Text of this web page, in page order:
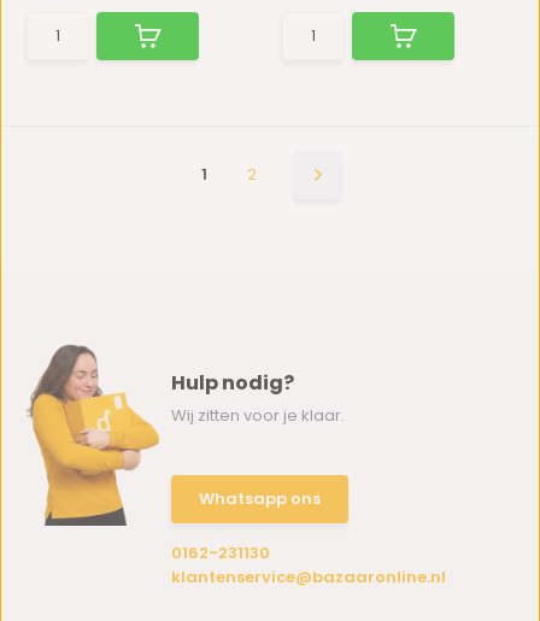
1 2
Hulp nodig?
Wij zitten voor je klaar.
Whatsapp ons
0162-231130
klantenservice@bazaaronline.nl